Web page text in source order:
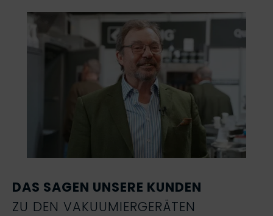
DAS SAGEN UNSERE KUNDEN
ZU DEN VAKUUMIERGERÄTEN